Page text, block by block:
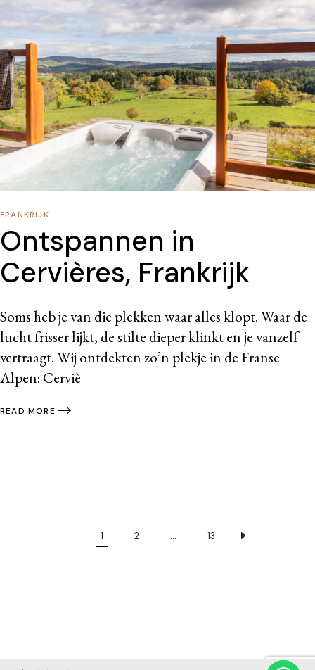
FRANKRIJK
Ontspannen in
Cervières, Frankrijk
Soms heb je van die plekken waar alles klopt. Waar de
lucht frisser lijkt, de stilte dieper klinkt en je vanzelf
vertraagt. Wij ontdekten zo’n plekje in de Franse
Alpen: Cerviè
READ MORE
1 2 … 13